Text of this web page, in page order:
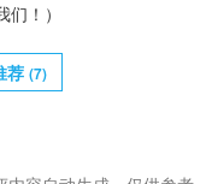
！）
荐 (7)